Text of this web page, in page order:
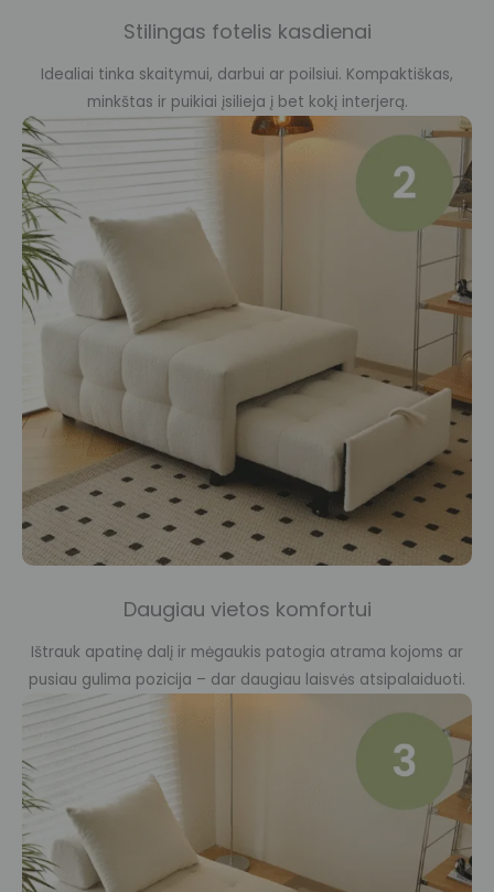
Stilingas fotelis kasdienai
Idealiai tinka skaitymui, darbui ar poilsiui. Kompaktiškas,
minkštas ir puikiai įsilieja į bet kokį interjerą.
Daugiau vietos komfortui
Ištrauk apatinę dalį ir mėgaukis patogia atrama kojoms ar
pusiau gulima pozicija – dar daugiau laisvės atsipalaiduoti.